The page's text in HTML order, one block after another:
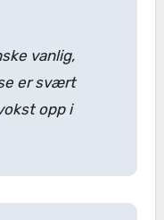
vanlig,
er svært
opp i